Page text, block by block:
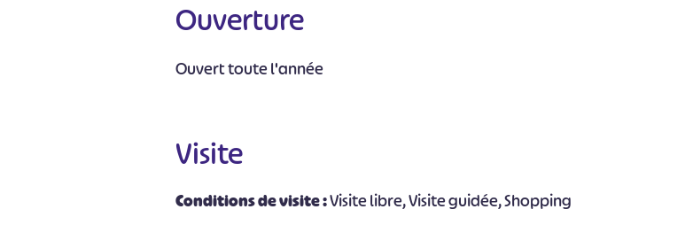
Ouverture
Ouvert toute l'année
Visite
Conditions de visite :Visite libre, Visite guidée, Shopping